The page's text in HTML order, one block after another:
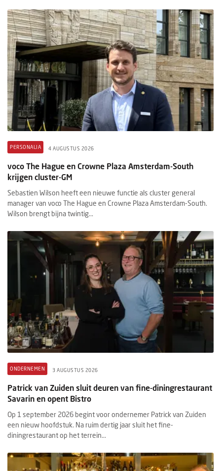
PERSONALIA 4 AUGUSTUS 2026
voco The Hague en Crowne Plaza Amsterdam-South
krijgen cluster-GM
Sebastien Wilson heeft een nieuwe functie als cluster general
manager van voco The Hague en Crowne Plaza Amsterdam-South.
Wilson brengt bijna twintig...
ONDERNEMEN 3 AUGUSTUS 2026
Patrick van Zuiden sluit deuren van fine-diningrestaurant
Savarin en opent Bistro
Op 1 september 2026 begint voor ondernemer Patrick van Zuiden
een nieuw hoofdstuk. Na ruim dertig jaar sluit het fine-
diningrestaurant op het terrein...